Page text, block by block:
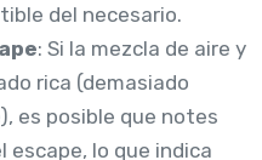
del necesario.
: Si la mezcla de aire y
rica (demasiado
es posible que notes
escape, lo que indica